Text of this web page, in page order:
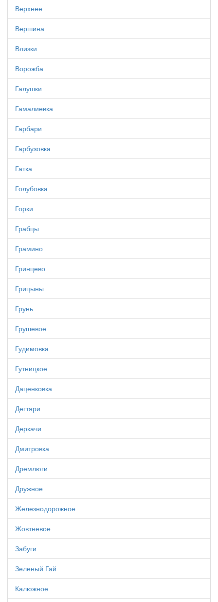
Верхнее
Вершина
Влизки
Ворожба
Галушки
Гамалиевка
Гарбари
Гарбузовка
Гатка
Голубовка
Горки
Грабцы
Грамино
Гринцево
Грицыны
Грунь
Грушевое
Гудимовка
Гутницкое
Даценковка
Дегтяри
Деркачи
Дмитровка
Дремлюги
Дружное
Железнодорожное
Жовтневое
Забуги
Зеленый Гай
Калюжное